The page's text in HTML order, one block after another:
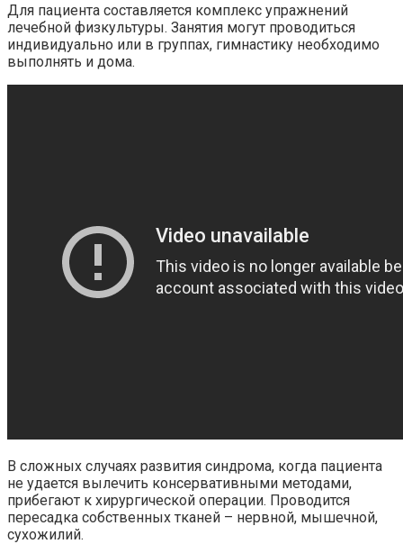
Для пациента составляется комплекс упражнений
лечебной физкультуры. Занятия могут проводиться
индивидуально или в группах, гимнастику необходимо
выполнять и дома.
В сложных случаях развития синдрома, когда пациента
не удается вылечить консервативными методами,
прибегают к хирургической операции. Проводится
пересадка собственных тканей – нервной, мышечной,
сухожилий.